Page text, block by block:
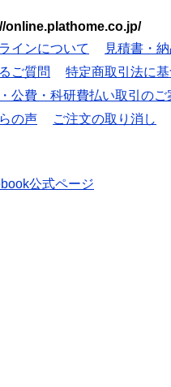
online.plathome.co.jp/
インについて
見積書・
ご質問
特定商取引法に
公費・科研費払い取引のご
の声 ご注文の取り消し
公式ページ